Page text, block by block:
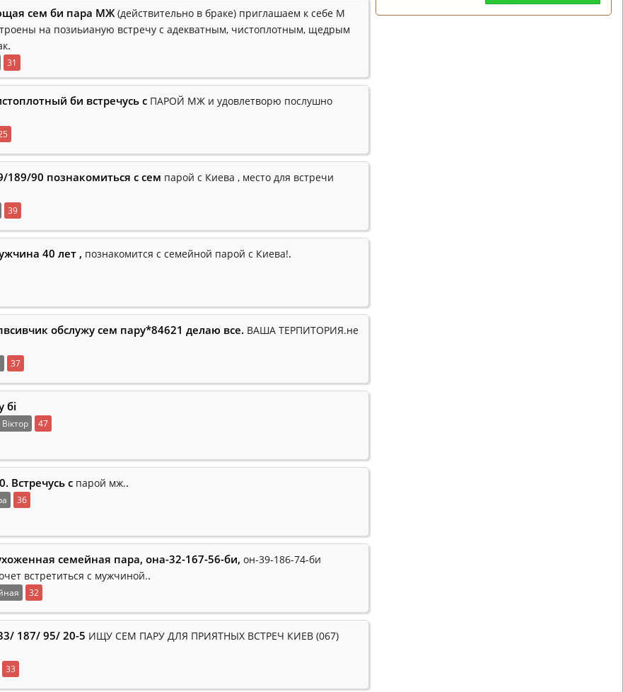
сем би пара МЖ (действительно в браке) приглашаем к себе М
на позиьианую встречу с адекватным, чистоплотным, щедрым
.
31
би встречусь с ПАРОЙ МЖ и удовлетворю послушно
90 познакомиться с сем парой с Киева , место для встречи
39
40 лет , познакомится с семейной парой с Киева!.
обслужу сем пару*84621 делаю все. ВАША ТЕРПИТОРИЯ.не
37
бі
Віктор 47
Встречусь с парой мж..
36
семейная пара, она-32-167-56-би, он-39-186-74-би
встретиться с мужчиной..
32
187/ 95/ 20-5 ИЩУ СЕМ ПАРУ ДЛЯ ПРИЯТНЫХ ВСТРЕЧ КИЕВ (067)
33